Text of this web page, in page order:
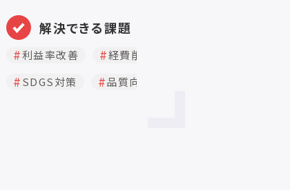
、ろ過技術、燃焼制
へ対応します。主な
水予熱、パイプ式熱
とろ過を組み合わせ
工場条件に合わせ
対策
削減 …